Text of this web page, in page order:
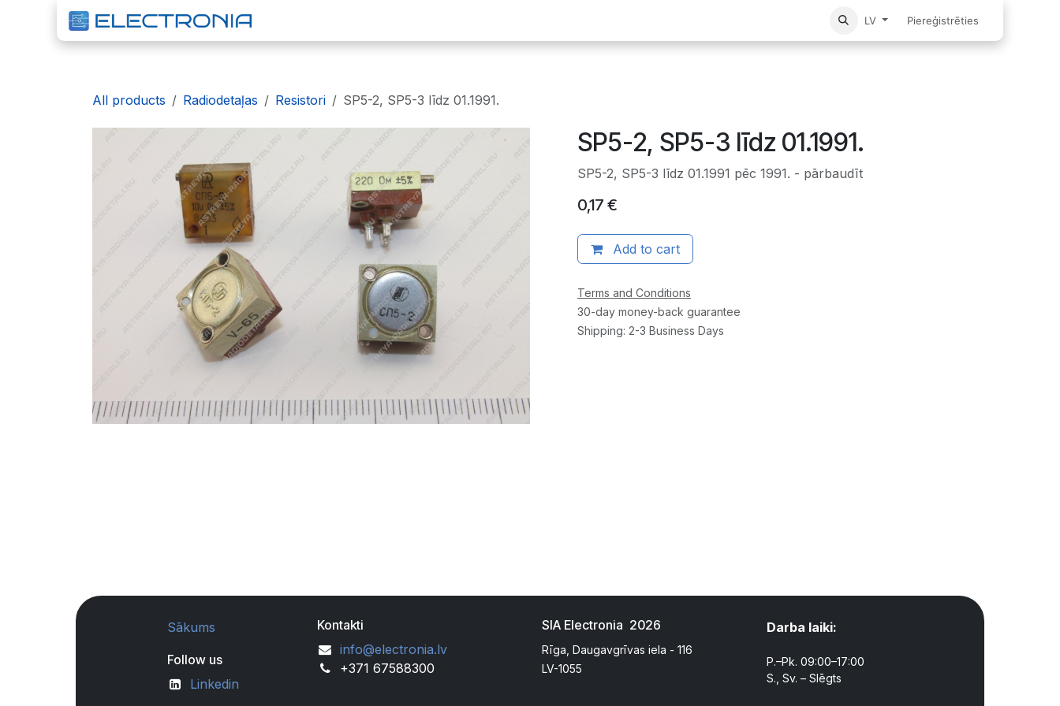
Pāriet pie satura
LV Piereģistrēties
All products Radiodetaļas Resistori SP5-2, SP5-3 līdz 01.1991.
SP5-2, SP5-3 līdz 01.1991.
SP5-2, SP5-3 līdz 01.1991 pēc 1991. - pārbaudīt
0,17 €
Add to cart
Terms and Conditions
30-day money-back guarantee
Shipping: 2-3 Business Days
Sākums
Follow us
Linkedin
Kontakti
info@electronia.lv
+371 67588300
SIA Electronia 2026
Rīga, Daugavgrīvas iela - 116
LV-1055
Darba laiki:
P.–Pk. 09:00–17:00
S., Sv. – Slēgts